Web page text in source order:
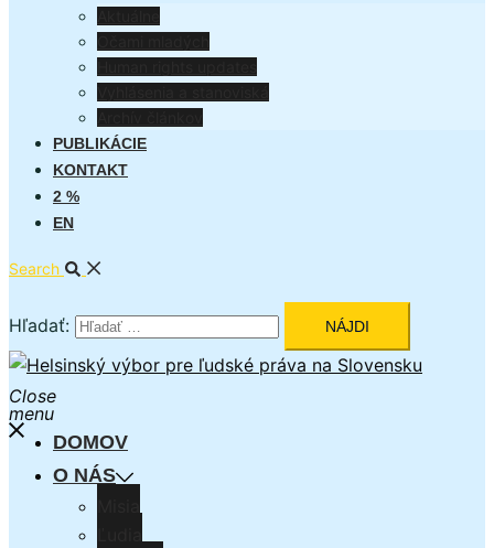
PUBLIKÁCIE
KONTAKT
2 %
EN
Search
Hľadať:
Close
menu
DOMOV
O NÁS